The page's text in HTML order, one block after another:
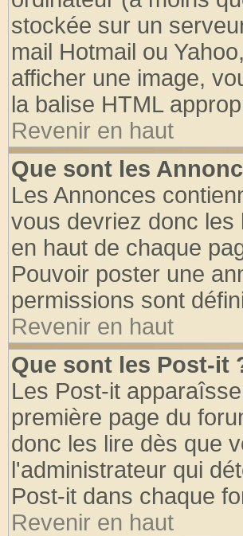
stockée sur un
mail Hotmail ou
afficher une image,
la balise HTML
Revenir en haut
Que sont les
Les Annonces
vous devriez donc
en haut de chaque
Pouvoir poster une
permissions sont
Revenir en haut
Que sont les Post-it
Les Post-it
première page du
donc les lire dès que
l'administrateur qui
Post-it dans chaque
Revenir en haut